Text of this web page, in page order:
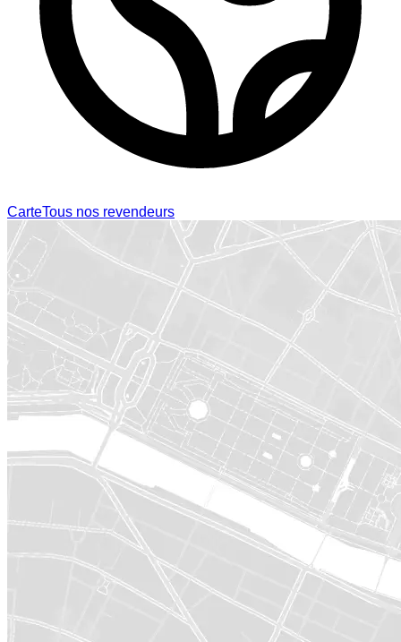
CarteTous nos revendeurs